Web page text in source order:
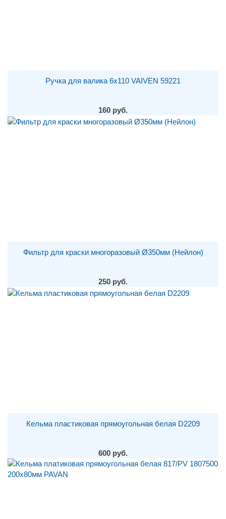
Ручка для валика 6х110 VAIVEN 59221
160 руб.
Фильтр для краски многоразовый Ø350мм (Нейлон)
250 руб.
Кельма пластиковая прямоугольная белая D2209
600 руб.